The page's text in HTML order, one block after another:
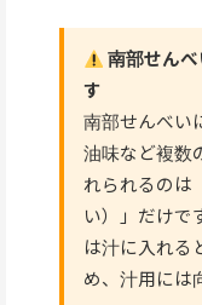
南部せん
す
南部せんべい
油味など複数
れられるのは
い）」だけで
は汁に入れる
め、汁用には